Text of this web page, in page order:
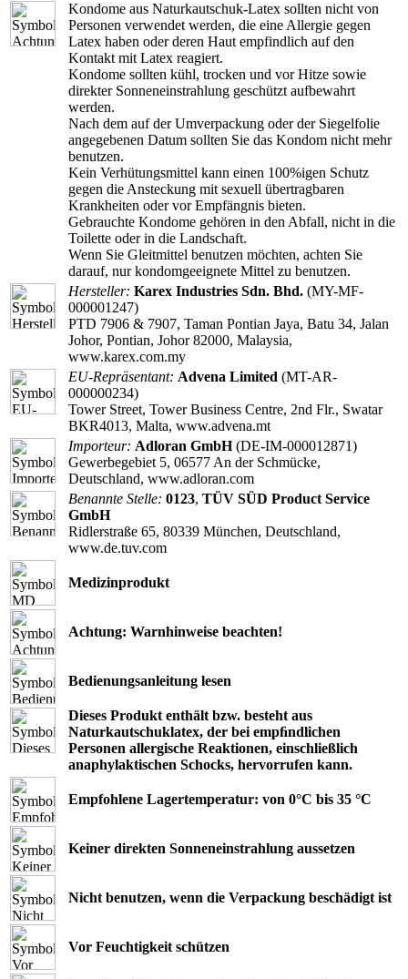
Kondome aus Naturkautschuk-Latex sollten nicht von
Personen verwendet werden, die eine Allergie gegen
Latex haben oder deren Haut empfindlich auf den
Kontakt mit Latex reagiert.
Kondome sollten kühl, trocken und vor Hitze sowie
direkter Sonneneinstrahlung geschützt aufbewahrt
werden.
Nach dem auf der Umverpackung oder der Siegelfolie
angegebenen Datum sollten Sie das Kondom nicht mehr
benutzen.
Kein Verhütungsmittel kann einen 100%igen Schutz
gegen die Ansteckung mit sexuell übertragbaren
Krankheiten oder vor Empfängnis bieten.
Gebrauchte Kondome gehören in den Abfall, nicht in die
Toilette oder in die Landschaft.
Wenn Sie Gleitmittel benutzen möchten, achten Sie
darauf, nur kondomgeeignete Mittel zu benutzen.
Hersteller: Karex Industries Sdn. Bhd. (MY-MF-
000001247)
PTD 7906 & 7907, Taman Pontian Jaya, Batu 34, Jalan
Johor, Pontian, Johor 82000, Malaysia,
www.karex.com.my
EU-Repräsentant: Advena Limited (MT-AR-
000000234)
Tower Street, Tower Business Centre, 2nd Flr., Swatar
BKR4013, Malta, www.advena.mt
Importeur: Adloran GmbH(DE-IM-000012871)
Gewerbegebiet 5, 06577 An der Schmücke,
Deutschland, www.adloran.com
Benannte Stelle: 0123, TÜV SÜD Product Service
GmbH
Ridlerstraße 65, 80339 München, Deutschland,
www.de.tuv.com
Medizinprodukt
Achtung: Warnhinweise beachten!
Bedienungsanleitung lesen
Dieses Produkt enthält bzw. besteht aus
Naturkautschuklatex, der bei empﬁndlichen
Personen allergische Reaktionen, einschließlich
anaphylaktischen Schocks, hervorrufen kann.
Empfohlene Lagertemperatur: von 0°C bis 35 °C
Keiner direkten Sonneneinstrahlung aussetzen
Nicht benutzen, wenn die Verpackung beschädigt ist
Vor Feuchtigkeit schützen